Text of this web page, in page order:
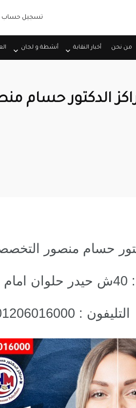
تسجيل حساب
من نحن أخبار النقابة أنشطة و لجان
الدكتور حسام
حسام منصور
التليفون : 01206016000